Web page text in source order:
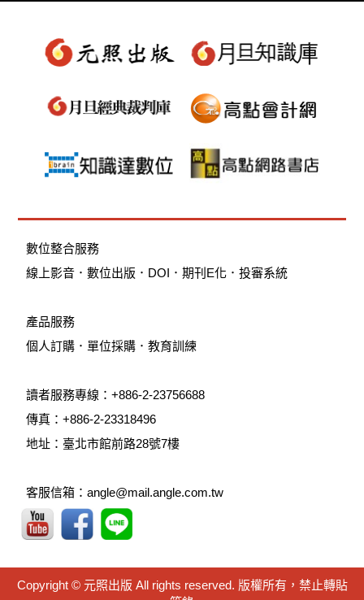
數位整合服務
線上影音 ．數位出版 ． DOI ．期刊E化 ．投審系統
產品服務
個人訂購 ． 單位採購 ．教育訓練
讀者服務專線：+886-2-23756688
傳真：+886-2-23318496
地址：臺北市館前路28號7樓
客服信箱：angle@mail.angle.com.tw
Copyright © 元照出版 All rights reserved. 版權所有，禁止轉貼